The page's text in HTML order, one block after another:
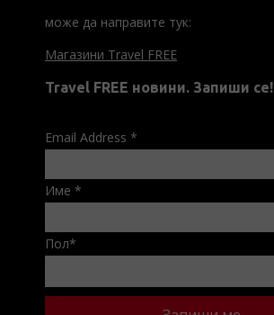
може да направите тук:
Магазини Travel FREE
Travel FREE новини. Запиши се!
Email Address *
Име *
Пол*